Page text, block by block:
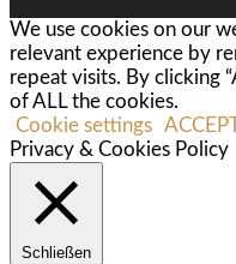
We use cookies on our
relevant experience by
repeat visits. By clicking
of ALL the cookies.
Cookie settings
Privacy & Cookies Policy
Schließen